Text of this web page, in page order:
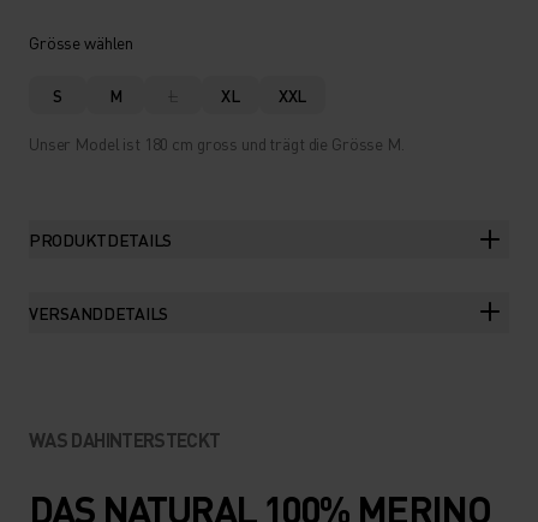
Grösse wählen
S M L XL XXL
Unser Model ist 180 cm gross und trägt die Grösse M.
PRODUKTDETAILS
VERSANDDETAILS
WAS DAHINTERSTECKT
DAS NATURAL 100% MERINO